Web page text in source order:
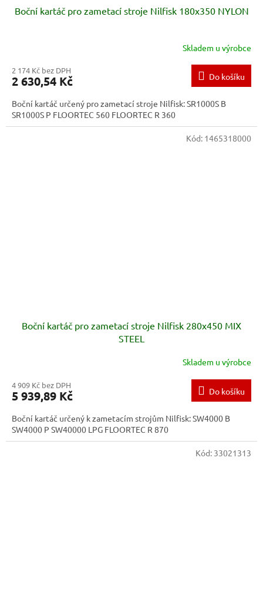
Boční kartáč pro zametací stroje Nilfisk 180x350 NYLON
Skladem u výrobce
2 174 Kč bez DPH
2 630,54 Kč Do košíku
Boční kartáč určený pro zametací stroje Nilfisk: SR1000S B
SR1000S P FLOORTEC 560 FLOORTEC R 360
Boční kartáč pro zametací stroje Nilfisk 280x450 MIX
STEEL
Skladem u výrobce
4 909 Kč bez DPH
5 939,89 Kč Do košíku
Boční kartáč určený k zametacím strojům Nilfisk: SW4000 B
SW4000 P SW40000 LPG FLOORTEC R 870
Kód: 1465318000
Kód: 33021313